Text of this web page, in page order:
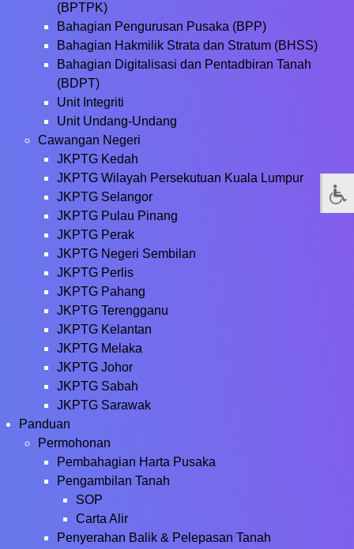
(BPTPK)
Bahagian Pengurusan Pusaka (BPP)
Bahagian Hakmilik Strata dan Stratum (BHSS)
Bahagian Digitalisasi dan Pentadbiran Tanah
(BDPT)
Unit Integriti
Unit Undang-Undang
Cawangan Negeri
JKPTG Kedah
JKPTG Wilayah Persekutuan Kuala Lumpur
JKPTG Selangor
JKPTG Pulau Pinang
JKPTG Perak
JKPTG Negeri Sembilan
JKPTG Perlis
JKPTG Pahang
JKPTG Terengganu
JKPTG Kelantan
JKPTG Melaka
JKPTG Johor
JKPTG Sabah
JKPTG Sarawak
Panduan
Permohonan
Pembahagian Harta Pusaka
Pengambilan Tanah
SOP
Carta Alir
Penyerahan Balik & Pelepasan Tanah